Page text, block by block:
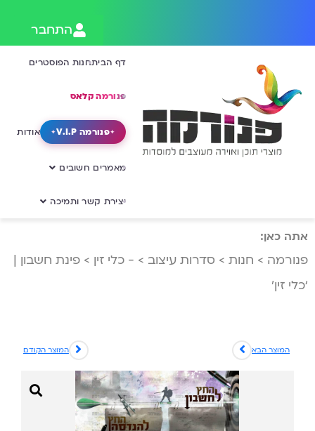
התחבר
דף הביתחנות הפוסטרים
פנורמה קלאס
פנורמה V.I.P אודות
מאמרים חשובים
יצירת קשר ותמיכה
אתה כאן:
פנורמה > חנות > סדרות עיצוב > - כלי זין > פינת חשבון |
‘כלי זין’
המוצר הקודם המוצר הבא